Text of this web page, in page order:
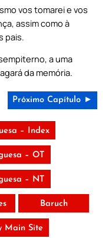
vos tomarei e vos
assim como à
pais.
a uma
da memória.
Próximo Capítulo ►
– Index
– OT
– NT
Baruch
Main Site